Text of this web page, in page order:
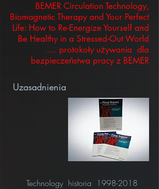
BEMER Circulation Technology,
Biomagnetic Therapy and Your Perfect
Life: How to Re-Energize Yourself and
Be Healthy in a Stressed-Out World
.... protokoły używania dla
bezpieczeństwa pracy z BEMER
Uzasadnienia
Technology historia 1998-2018